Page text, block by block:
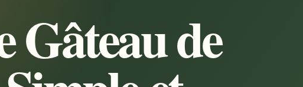
Gâteau de